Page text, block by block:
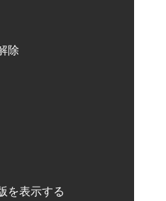
除
を表示する